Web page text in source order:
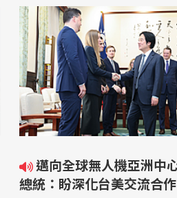
邁向全球無人機亞洲中心目標
總統：盼深化台美交流合作